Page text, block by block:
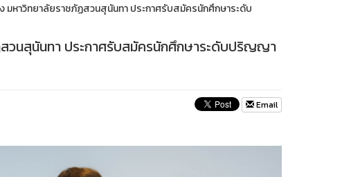
มหาวิทยาลัยราชภัฏสวนสุนันทา ประกาศรับสมัครนักศึกษาระดับ
วนสุนันทา ประกาศรับสมัครนักศึกษาระดับปริญญา
Email